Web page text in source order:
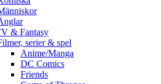
& Fantasy
serier & spel
Anime/Manga
DC Comics
Friends